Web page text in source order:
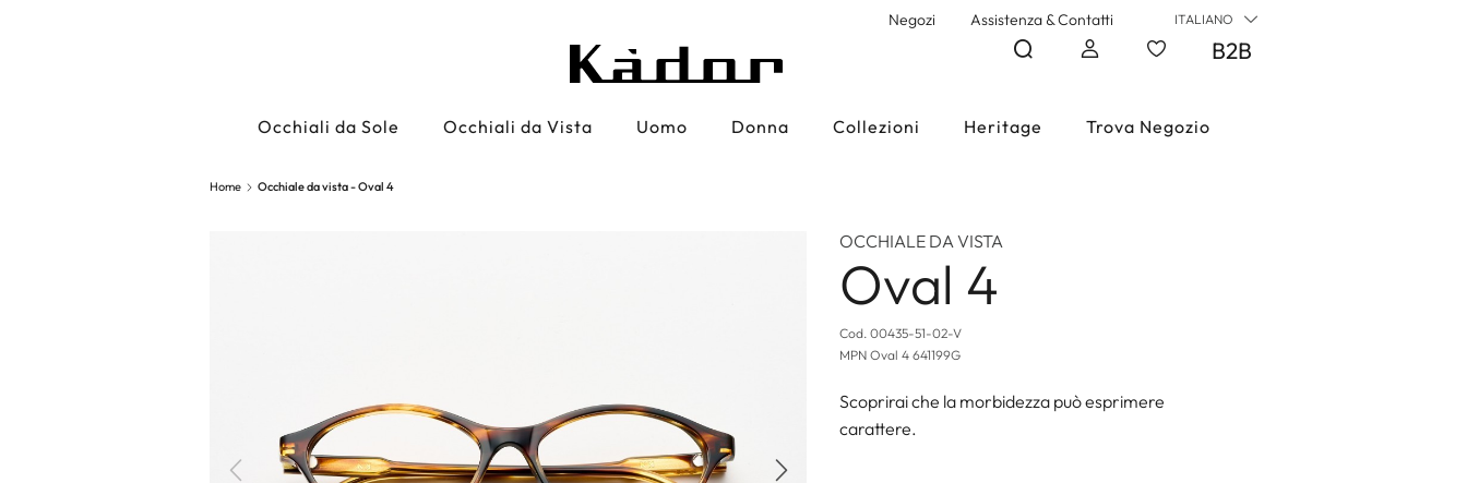
Negozi Assistenza & Contatti ITALIANO
B2B
Occhiali da Sole Occhiali da Vista Uomo Donna Collezioni Heritage Trova Negozio
Home Occhiale da vista - Oval 4
OCCHIALE DA VISTA
Oval 4
Cod.00435-51-02-V
MPNOval 4 641199G
Scoprirai che la morbidezza può esprimere
carattere.